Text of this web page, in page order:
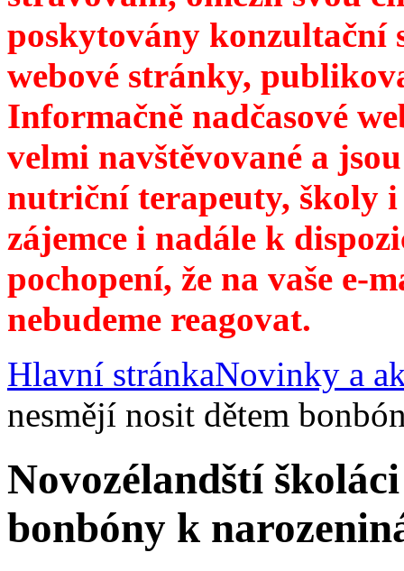
poskytovány konzultační
webové stránky,
Informačně nadčasové
velmi navštěvované a
nutriční terapeuty, školy
zájemce i nadále k
pochopení, že na vaše e-
nebudeme reagovat.
Hlavní stránkaNovinky a
nesmějí nosit dětem
Novozélandští
bonbóny k